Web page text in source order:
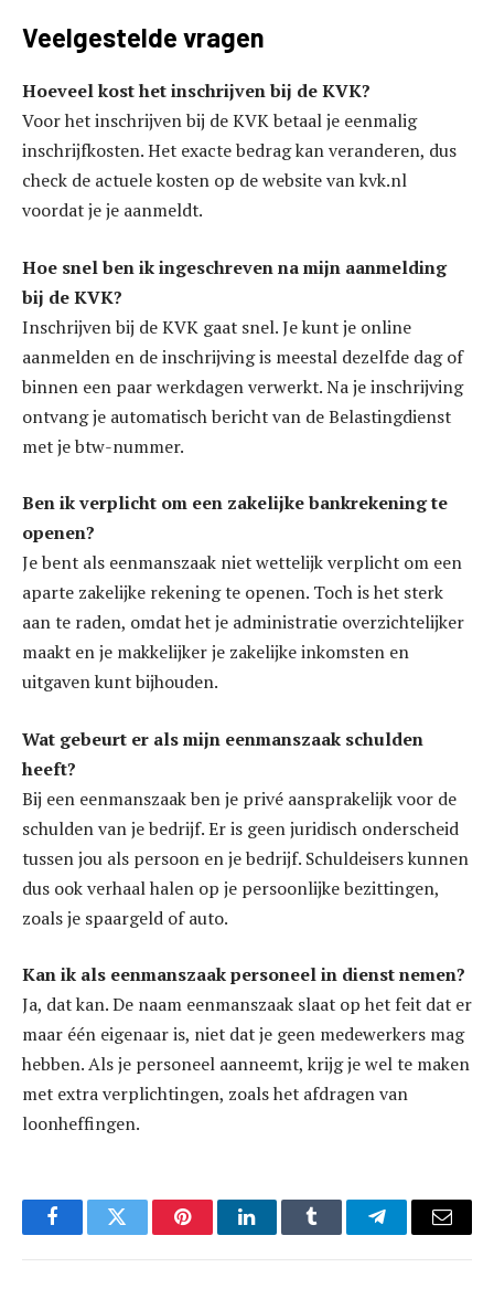
Veelgestelde vragen
Hoeveel kost het inschrijven bij de KVK?
Voor het inschrijven bij de KVK betaal je eenmalig
inschrijfkosten. Het exacte bedrag kan veranderen, dus
check de actuele kosten op de website van kvk.nl
voordat je je aanmeldt.
Hoe snel ben ik ingeschreven na mijn aanmelding
bij de KVK?
Inschrijven bij de KVK gaat snel. Je kunt je online
aanmelden en de inschrijving is meestal dezelfde dag of
binnen een paar werkdagen verwerkt. Na je inschrijving
ontvang je automatisch bericht van de Belastingdienst
met je btw-nummer.
Ben ik verplicht om een zakelijke bankrekening te
openen?
Je bent als eenmanszaak niet wettelijk verplicht om een
aparte zakelijke rekening te openen. Toch is het sterk
aan te raden, omdat het je administratie overzichtelijker
maakt en je makkelijker je zakelijke inkomsten en
uitgaven kunt bijhouden.
Wat gebeurt er als mijn eenmanszaak schulden
heeft?
Bij een eenmanszaak ben je privé aansprakelijk voor de
schulden van je bedrijf. Er is geen juridisch onderscheid
tussen jou als persoon en je bedrijf. Schuldeisers kunnen
dus ook verhaal halen op je persoonlijke bezittingen,
zoals je spaargeld of auto.
Kan ik als eenmanszaak personeel in dienst nemen?
Ja, dat kan. De naam eenmanszaak slaat op het feit dat er
maar één eigenaar is, niet dat je geen medewerkers mag
hebben. Als je personeel aanneemt, krijg je wel te maken
met extra verplichtingen, zoals het afdragen van
loonheffingen.
FacebookTwitter PinterestLinkedInTumblr TelegramEmail